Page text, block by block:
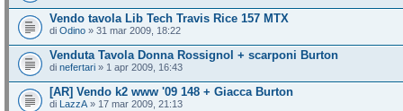
Vendo tavola Lib Tech Travis Rice 157 MTX
di Odino » 31 mar 2009, 18:22
Venduta Tavola Donna Rossignol + scarponi Burton
di nefertari » 1 apr 2009, 16:43
[AR] Vendo k2 www '09 148 + Giacca Burton
di LazzA » 17 mar 2009, 21:13